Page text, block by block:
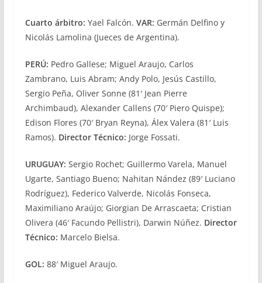
Cuarto árbitro: Yael Falcón. VAR: Germán Delfino y
Nicolás Lamolina (Jueces de Argentina).
PERÚ: Pedro Gallese; Miguel Araujo, Carlos
Zambrano, Luis Abram; Andy Polo, Jesús Castillo,
Sergio Peña, Oliver Sonne (81′ Jean Pierre
Archimbaud), Alexander Callens (70′ Piero Quispe);
Edison Flores (70′ Bryan Reyna), Álex Valera (81′ Luis
Ramos). Director Técnico: Jorge Fossati.
URUGUAY: Sergio Rochet; Guillermo Varela, Manuel
Ugarte, Santiago Bueno; Nahitan Nández (89′ Luciano
Rodríguez), Federico Valverde, Nicolás Fonseca,
Maximiliano Araújo; Giorgian De Arrascaeta; Cristian
Olivera (46′ Facundo Pellistri), Darwin Núñez. Director
Técnico: Marcelo Bielsa.
GOL: 88′ Miguel Araujo.